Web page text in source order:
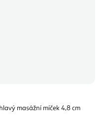
masážní míček 4,8 cm